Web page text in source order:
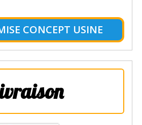
CONCEPT USINE